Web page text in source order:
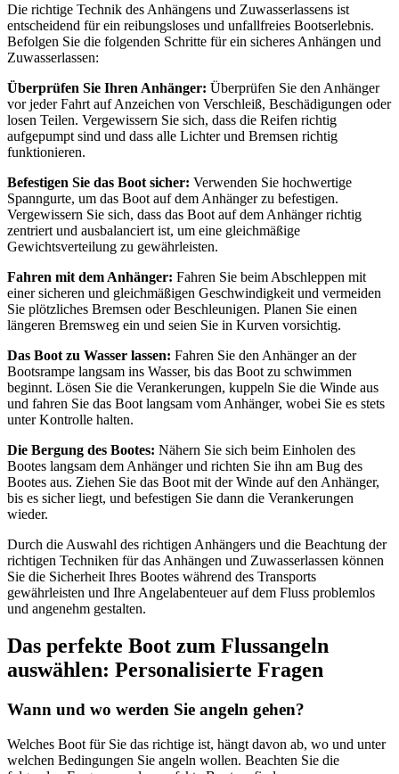
Die richtige Technik des Anhängens und Zuwasserlassens ist
entscheidend für ein reibungsloses und unfallfreies Bootserlebnis.
Befolgen Sie die folgenden Schritte für ein sicheres Anhängen und
Zuwasserlassen:
Überprüfen Sie Ihren Anhänger: Überprüfen Sie den Anhänger
vor jeder Fahrt auf Anzeichen von Verschleiß, Beschädigungen oder
losen Teilen. Vergewissern Sie sich, dass die Reifen richtig
aufgepumpt sind und dass alle Lichter und Bremsen richtig
funktionieren.
Befestigen Sie das Boot sicher: Verwenden Sie hochwertige
Spanngurte, um das Boot auf dem Anhänger zu befestigen.
Vergewissern Sie sich, dass das Boot auf dem Anhänger richtig
zentriert und ausbalanciert ist, um eine gleichmäßige
Gewichtsverteilung zu gewährleisten.
Fahren mit dem Anhänger: Fahren Sie beim Abschleppen mit
einer sicheren und gleichmäßigen Geschwindigkeit und vermeiden
Sie plötzliches Bremsen oder Beschleunigen. Planen Sie einen
längeren Bremsweg ein und seien Sie in Kurven vorsichtig.
Das Boot zu Wasser lassen: Fahren Sie den Anhänger an der
Bootsrampe langsam ins Wasser, bis das Boot zu schwimmen
beginnt. Lösen Sie die Verankerungen, kuppeln Sie die Winde aus
und fahren Sie das Boot langsam vom Anhänger, wobei Sie es stets
unter Kontrolle halten.
Die Bergung des Bootes: Nähern Sie sich beim Einholen des
Bootes langsam dem Anhänger und richten Sie ihn am Bug des
Bootes aus. Ziehen Sie das Boot mit der Winde auf den Anhänger,
bis es sicher liegt, und befestigen Sie dann die Verankerungen
wieder.
Durch die Auswahl des richtigen Anhängers und die Beachtung der
richtigen Techniken für das Anhängen und Zuwasserlassen können
Sie die Sicherheit Ihres Bootes während des Transports
gewährleisten und Ihre Angelabenteuer auf dem Fluss problemlos
und angenehm gestalten.
Das perfekte Boot zum Flussangeln
auswählen: Personalisierte Fragen
Wann und wo werden Sie angeln gehen?
Welches Boot für Sie das richtige ist, hängt davon ab, wo und unter
welchen Bedingungen Sie angeln wollen. Beachten Sie die